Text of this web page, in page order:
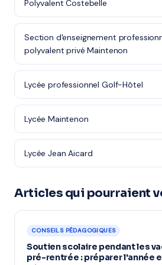
Polyvalent Costebelle
Section d'enseignement
polyvalent privé Maintenon
Lycée professionnel Golf-Hôtel
Lycée Maintenon
Lycée Jean Aicard
Articles qui pourraient
CONSEILS PÉDAGOGIQUES
Soutien scolaire pendant les
pré-rentrée : préparer l'année